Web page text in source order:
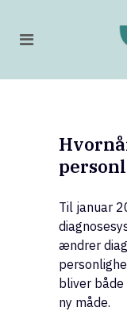
Til januar
ændrer
bliver
ny måde.